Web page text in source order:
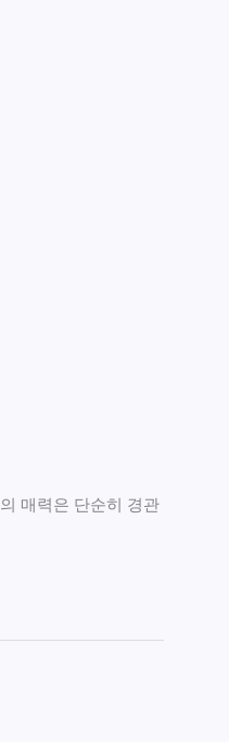
매력은 단순히 경관